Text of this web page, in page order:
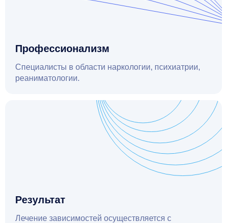
Профессионализм
Специалисты в области наркологии, психиатрии,
реаниматологии.
Результат
Лечение зависимостей осуществляется с